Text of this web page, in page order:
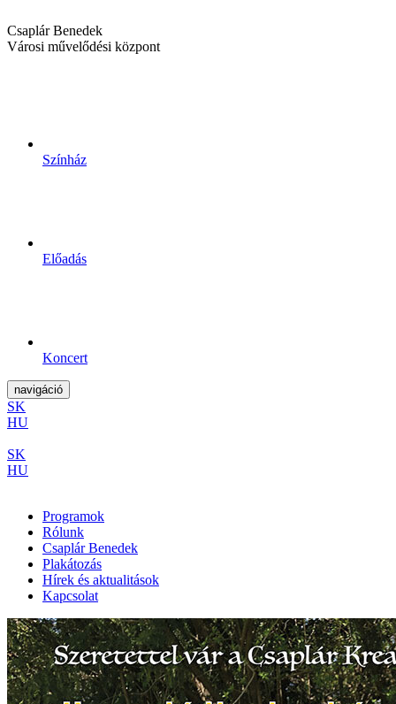
Csaplár Benedek
Városi művelődési központ
Színház
Előadás
Koncert
navigáció
SK
HU
SK
HU
Programok
Rólunk
Csaplár Benedek
Plakátozás
Hírek és aktualitások
Kapcsolat